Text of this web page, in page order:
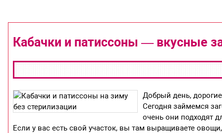
Кабачки и патиссоны — вкусные
Добрый день,
Сегодня займемся
очень они подходят
Если у вас есть свой участок, вы там выращиваете